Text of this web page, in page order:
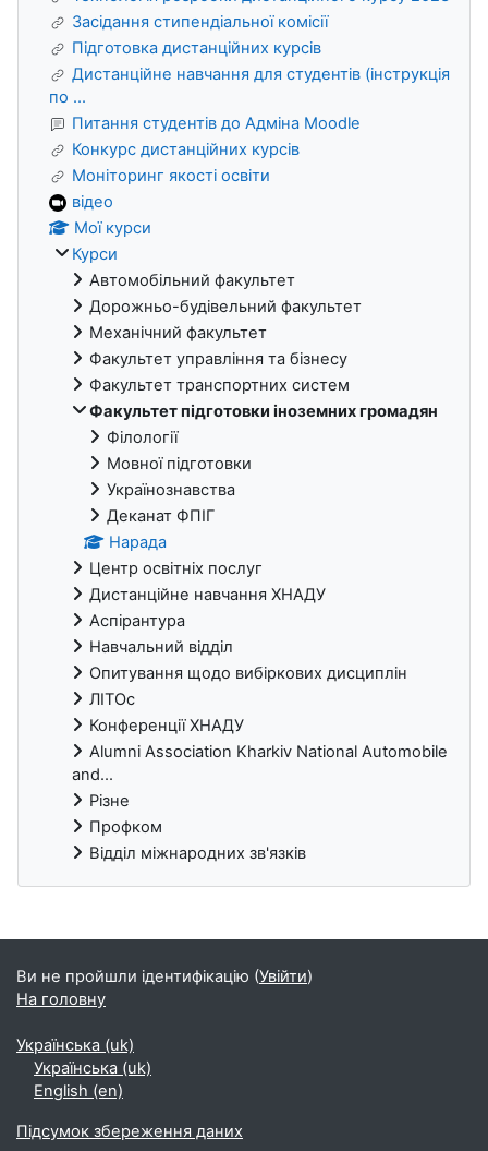
Засідання стипендіальної комісії
Підготовка дистанційних курсів
Дистанційне навчання для студентів (інструкція
по ...
Питання студентів до Адміна Moodle
Конкурс дистанційних курсів
Моніторинг якості освіти
відео
Мої курси
Курси
Автомобільний факультет
Дорожньо-будівельний факультет
Механічний факультет
Факультет управління та бізнесу
Факультет транспортних систем
Факультет підготовки іноземних громадян
Філології
Мовної підготовки
Українознавства
Деканат ФПІГ
Нарада
Центр освітніх послуг
Дистанційне навчання ХНАДУ
Аспірантура
Навчальний відділ
Опитування щодо вибіркових дисциплін
ЛІТОс
Конференції ХНАДУ
Alumni Association Kharkiv National Automobile
and...
Різне
Профком
Відділ міжнародних зв'язків
Блоки
Ви не пройшли ідентифікацію (Увійти)
На головну
Українська ‎(uk)‎
Українська ‎(uk)‎
English ‎(en)‎
Підсумок збереження даних